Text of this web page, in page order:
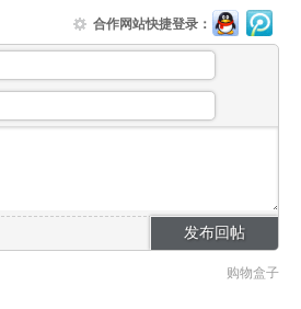
合作网站快捷登录：
购物盒子